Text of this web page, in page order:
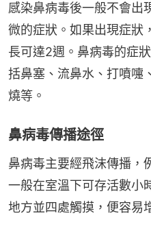
感染鼻病毒後一般不會出
微的症狀。如果出現症狀
長可達2週。鼻病毒的症
括鼻塞、流鼻水、打噴嚏
燒等。
鼻病毒傳播途徑
鼻病毒主要經飛沫傳播，
一般在室溫下可存活數小
地方並四處觸摸，便容易